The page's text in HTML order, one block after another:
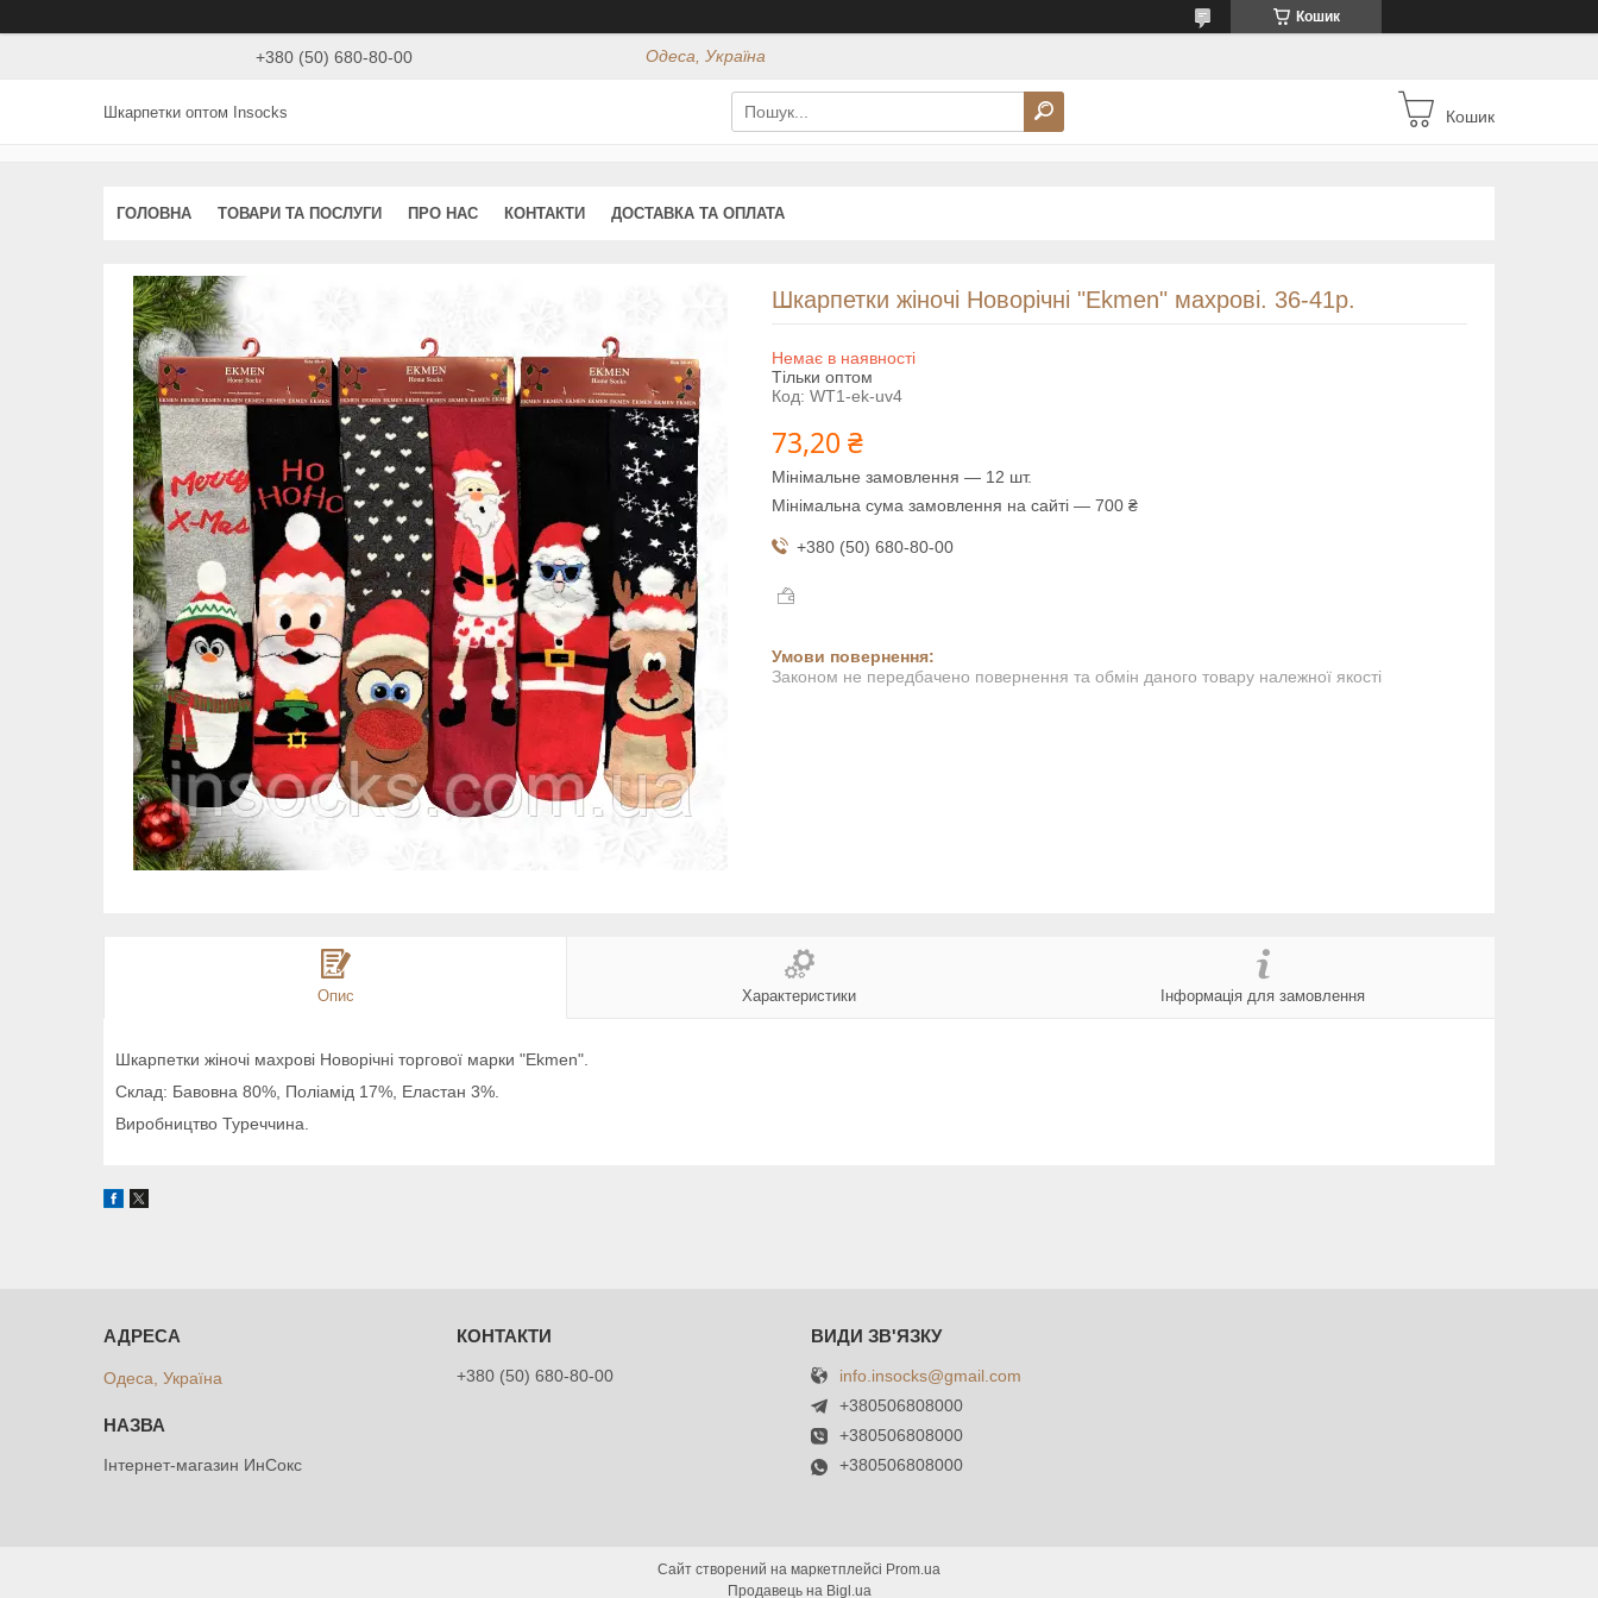
Кошик
+380 (50) 680-80-00 Одеса, Україна
Шкарпетки оптом Insocks Кошик
ГОЛОВНА ТОВАРИ ТА ПОСЛУГИ ПРО НАС КОНТАКТИ ДОСТАВКА ТА ОПЛАТА
Шкарпетки жіночі Новорічні "Ekmen" махрові. 36-41р.
Немає в наявності
Тільки оптом
Код: WT1-ek-uv4
73,20 ₴
Мінімальне замовлення — 12 шт.
Мінімальна сума замовлення на сайті — 700 ₴
+380 (50) 680-80-00
Законом не передбачено повернення та обмін даного товару належної якості
Опис Характеристики Інформація для замовлення
Шкарпетки жіночі махрові Новорічні торгової марки "Ekmen".
Склад: Бавовна 80%, Поліамід 17%, Еластан 3%.
Виробництво Туреччина.
Одеса, Україна
Інтернет-магазин ИнСокс
+380 (50) 680-80-00
info.insocks@gmail.com
+380506808000
+380506808000
+380506808000
Сайт створений на маркетплейсі Prom.ua
Продавець на Bigl.ua